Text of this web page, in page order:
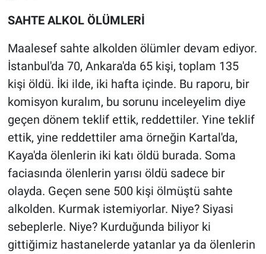
SAHTE ALKOL ÖLÜMLERİ
Maalesef sahte alkolden ölümler devam ediyor.
İstanbul'da 70, Ankara'da 65 kişi, toplam 135
kişi öldü. İki ilde, iki hafta içinde. Bu raporu, bir
komisyon kuralım, bu sorunu inceleyelim diye
geçen dönem teklif ettik, reddettiler. Yine teklif
ettik, yine reddettiler ama örneğin Kartal'da,
Kaya'da ölenlerin iki katı öldü burada. Soma
faciasında ölenlerin yarısı öldü sadece bir
olayda. Geçen sene 500 kişi ölmüştü sahte
alkolden. Kurmak istemiyorlar. Niye? Siyasi
sebeplerle. Niye? Kurduğunda biliyor ki
gittiğimiz hastanelerde yatanlar ya da ölenlerin